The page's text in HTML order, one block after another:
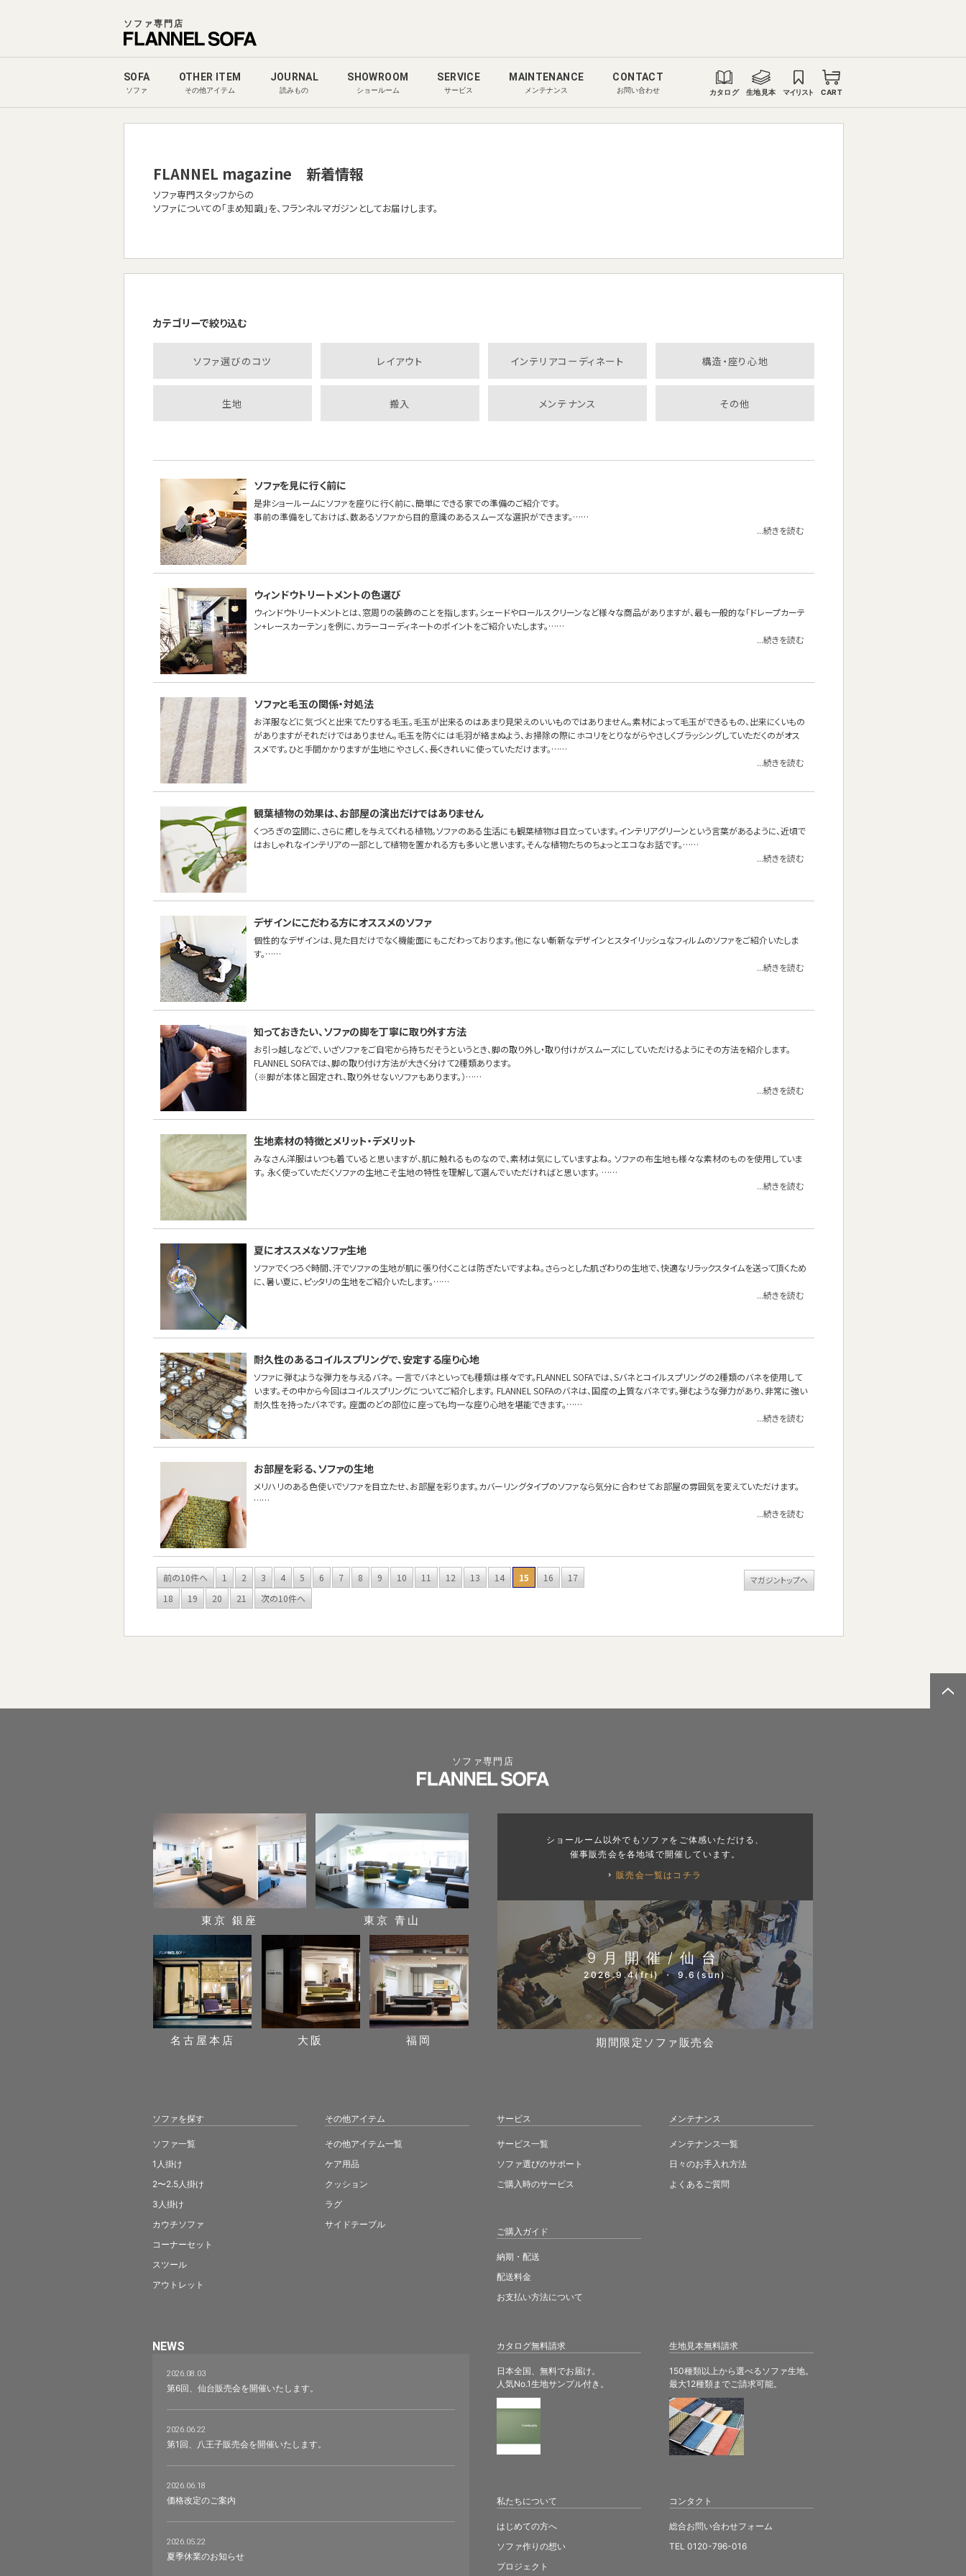
ソファ専門店
SOFA
ソファ
OTHER ITEM
その他アイテム
JOURNAL
読みもの
SHOWROOM
ショールーム
SERVICE
サービス
MAINTENANCE
メンテナンス
CONTACT
お問い合わせ カタログ 生地見本 マイリスト CART
FLANNEL magazine 新着情報
ソファ専門スタッフからの
ソファについての「まめ知識」を、フランネルマガジンとしてお届けします。
カテゴリーで絞り込む
ソファ選びのコツ レイアウト インテリアコーディネート 構造・座り心地
生地 搬入 メンテナンス その他
ソファを見に行く前に
是非ショールームにソファを座りに行く前に、簡単にできる家での準備のご紹介です。
事前の準備をしておけば、数あるソファから目的意識のあるスムーズな選択ができます。……
...続きを読む
ウィンドウトリートメントの色選び
ウィンドウトリートメントとは、窓周りの装飾のことを指します。シェードやロールスクリーンなど様々な商品がありますが、最も一般的な「ドレープカーテ
ン+レースカーテン」を例に、カラーコーディネートのポイントをご紹介いたします。……
...続きを読む
ソファと毛玉の関係・対処法
お洋服などに気づくと出来てたりする毛玉。毛玉が出来るのはあまり見栄えのいいものではありません。素材によって毛玉ができるもの、出来にくいもの
がありますがそれだけではありません。毛玉を防ぐには毛羽が絡まぬよう、お掃除の際にホコリをとりながらやさしくブラッシングしていただくのがオス
スメです。ひと手間かかりますが生地にやさしく、長くきれいに使っていただけます。……
...続きを読む
観葉植物の効果は、お部屋の演出だけではありません
くつろぎの空間に、さらに癒しを与えてくれる植物。ソファのある生活にも観葉植物は目立っています。インテリアグリーンという言葉があるように、近頃で
はおしゃれなインテリアの一部として植物を置かれる方も多いと思います。そんな植物たちのちょっとエコなお話です。……
...続きを読む
デザインにこだわる方にオススメのソファ
個性的なデザインは、見た目だけでなく機能面にもこだわっております。他にない斬新なデザインとスタイリッシュなフィルムのソファをご紹介いたしま
す。……
...続きを読む
知っておきたい、ソファの脚を丁寧に取り外す方法
お引っ越しなどで、いざソファをご自宅から持ちだそうというとき、脚の取り外し・取り付けがスムーズにしていただけるようにその方法を紹介します。
FLANNEL SOFAでは、脚の取り付け方法が大きく分けて2種類あります。
（※脚が本体と固定され、取り外せないソファもあります。）……
...続きを読む
生地素材の特徴とメリット・デメリット
みなさん洋服はいつも着ていると思いますが、肌に触れるものなので、素材は気にしていますよね。 ソファの布生地も様々な素材のものを使用していま
す。 永く使っていただくソファの生地こそ生地の特性を理解して選んでいただければと思います。 ……
...続きを読む
夏にオススメなソファ生地
ソファでくつろぐ時間、汗でソファの生地が肌に張り付くことは防ぎたいですよね。さらっとした肌ざわりの生地で、快適なリラックスタイムを送って頂くため
に、暑い夏に、ピッタリの生地をご紹介いたします。……
...続きを読む
耐久性のあるコイルスプリングで、安定する座り心地
ソファに弾むような弾力を与えるバネ。 一言でバネといっても種類は様々です。FLANNEL SOFAでは、Sバネとコイルスプリングの2種類のバネを使用して
います。その中から今回はコイルスプリングについてご紹介します。 FLANNEL SOFAのバネは、国産の上質なバネです。弾むような弾力があり、非常に強い
耐久性を持ったバネです。 座面のどの部位に座っても均一な座り心地を堪能できます。……
...続きを読む
お部屋を彩る、ソファの生地
メリハリのある色使いでソファを目立たせ、お部屋を彩ります。カバーリングタイプのソファなら気分に合わせてお部屋の雰囲気を変えていただけます。
……
...続きを読む
前の10件へ 1 2 3 4 5 6 7 8 9 10 11 12 13 14 15 16
17
18
19 20 21 次の10件へ
マガジントップへ
ソファ専門店
カタログ無料請求
日本全国、無料でお届け。
人気No.1生地サンプル付き。
生地見本無料請求
150種類以上から選べるソファ生地。
最大12種類までご請求可能。
東京 銀座 東京 青山
名古屋本店 大阪 福岡
ショールーム以外でもソファをご体感いただける、
催事販売会を各地域で開催しています。
販売会一覧はコチラ
9月開催/仙台
2026.9.4(fri) ・ 9.6(sun)
期間限定ソファ販売会
ソファを探す
ソファ一覧
1人掛け
2〜2.5人掛け
3人掛け
カウチソファ
コーナーセット
スツール
アウトレット
その他アイテム
その他アイテム一覧
ケア用品
クッション
ラグ
サイドテーブル
サービス
サービス一覧
ソファ選びのサポート
ご購入時のサービス
ご購入ガイド
納期・配送
配送料金
お支払い方法について
メンテナンス
メンテナンス一覧
日々のお手入れ方法
よくあるご質問
NEWS
2026.08.03
第6回、仙台販売会を開催いたします。
2026.06.22
第1回、八王子販売会を開催いたします。
2026.06.18
価格改定のご案内
2026.05.22
夏季休業のお知らせ
私たちについて
はじめての方へ
ソファ作りの想い
プロジェクト
コンタクト
総合お問い合わせフォーム
TEL 0120-796-016